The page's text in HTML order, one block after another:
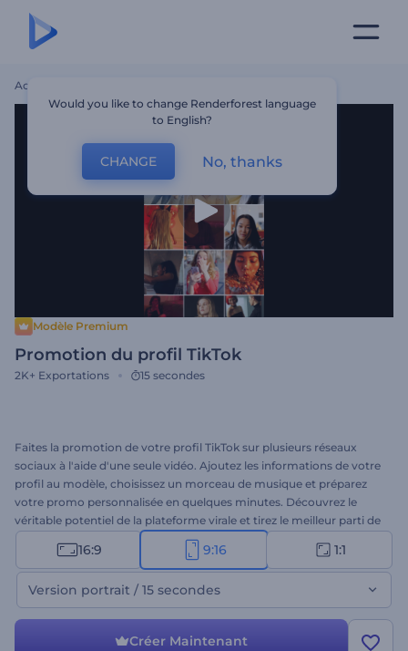
Accueil
Modèle Premium
Promotion du profil TikTok
2K+ Exportations 15 secondes
Faites la promotion de votre profil TikTok sur plusieurs réseaux
sociaux à l'aide d'une seule vidéo. Ajoutez les informations de votre
profil au modèle, choisissez un morceau de musique et préparez
votre promo personnalisée en quelques minutes. Découvrez le
véritable potentiel de la plateforme virale et tirez le meilleur parti de
ce qu'elle a à offrir. Venez essayer la Promotion du profil TikTok !
16:9 9:16 1:1
Version portrait / 15 secondes
Créer Maintenant
Would you like to change Renderforest language
to English?
CHANGE No, thanks